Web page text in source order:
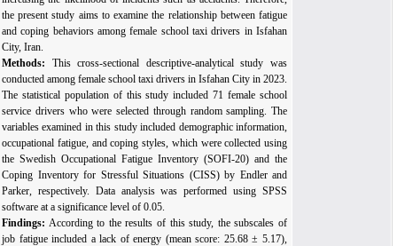
the present study aims to examine the relationship between fatigue
and coping behaviors among female school taxi drivers in Isfahan
City, Iran.
Methods:This cross-sectional descriptive-analytical study was
conducted among female school taxi drivers in Isfahan City in 2023.
The statistical population of this study included 71 female school
service drivers who were selected through random sampling. The
variables examined in this study included demographic information,
occupational fatigue, and coping styles, which were collected using
the Swedish Occupational Fatigue Inventory (SOFI-20) and the
Coping Inventory for Stressful Situations (CISS) by Endler and
Parker, respectively. Data analysis was performed using SPSS
software at a significance level of 0.05.
Findings:According to the results of this study, the subscales of
job fatigue included a lack of energy (mean score: 25.68 ± 5.17),